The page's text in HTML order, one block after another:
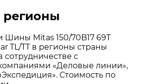
регионы
Шины Mitas 150/70B17 69T
TL/TT в регионы страны
сотрудничестве с
«Деловые линии»,
Стоимость по